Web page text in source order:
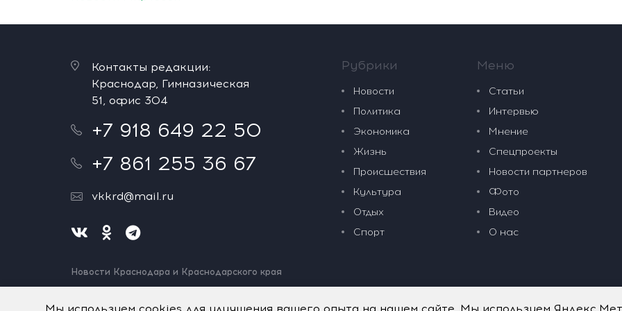
Контакты редакции:
Краснодар, Гимназическая
51, офис 304
+7 918 649 22 50
+7 861 255 36 67
vkkrd@mail.ru
Новости Краснодара и Краснодарского края
Нашли ошибку? Выделите и нажмите Ctrl+Enter.
Рубрики
Новости
Политика
Экономика
Жизнь
Происшествия
Культура
Отдых
Спорт
Меню
Статьи
Интервью
Мнение
Спецпроекты
Новости партнеров
Фото
Видео
О нас